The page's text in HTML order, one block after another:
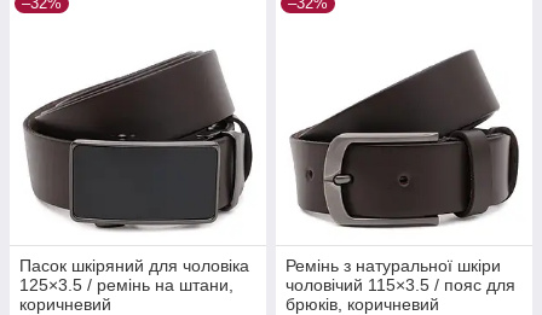
Пасок шкіряний для чоловіка
125×3.5 / ремінь на штани,
коричневий
Ремінь з натуральної шкіри
чоловічий 115×3.5 / пояс для
брюків, коричневий